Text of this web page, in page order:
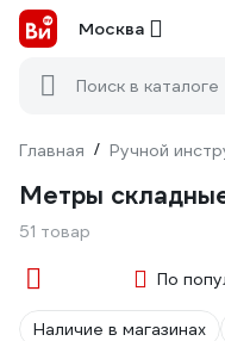
Москва
Поиск в каталоге
Главная / Ручной
Метры
51 товар
По
Наличие в магазинах